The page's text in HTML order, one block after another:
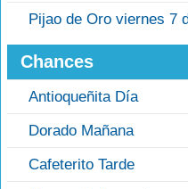
Pijao de Oro viernes 7
Chances
Antioqueñita Día
Dorado Mañana
Cafeterito Tarde